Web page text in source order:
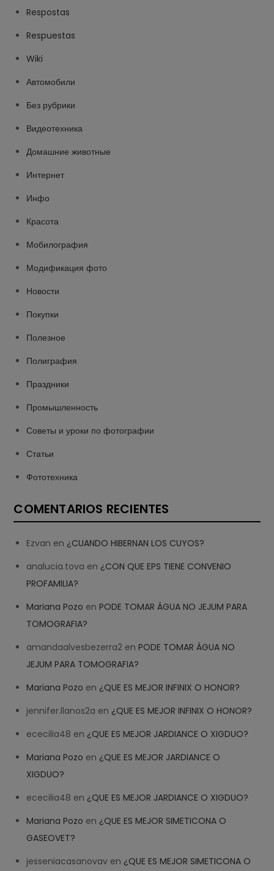
Respostas
Respuestas
Wiki
Автомобили
Без рубрики
Видеотехника
Домашние животные
Интернет
Инфо
Красота
Мобилография
Модификация фото
Новости
Покупки
Полезное
Полиграфия
Праздники
Промышленность
Советы и уроки по фотографии
Статьи
Фототехника
COMENTARIOS RECIENTES
Ezvan en ¿CUANDO HIBERNAN LOS CUYOS?
analucia.tova en ¿CON QUE EPS TIENE CONVENIO
PROFAMILIA?
Mariana Pozo enPODE TOMAR ÁGUA NO JEJUM PARA
TOMOGRAFIA?
amandaalvesbezerra2 enPODE TOMAR ÁGUA NO
JEJUM PARA TOMOGRAFIA?
Mariana Pozo en ¿QUE ES MEJOR INFINIX O HONOR?
jennifer.llanos2a en ¿QUE ES MEJOR INFINIX O HONOR?
ececilia48 en ¿QUE ES MEJOR JARDIANCE O XIGDUO?
Mariana Pozo en ¿QUE ES MEJOR JARDIANCE O
XIGDUO?
ececilia48 en ¿QUE ES MEJOR JARDIANCE O XIGDUO?
Mariana Pozo en ¿QUE ES MEJOR SIMETICONA O
GASEOVET?
jesseniacasanovav en ¿QUE ES MEJOR SIMETICONA O